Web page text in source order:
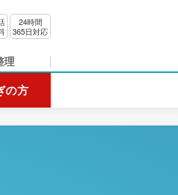
24時間
365日対応
理
の方